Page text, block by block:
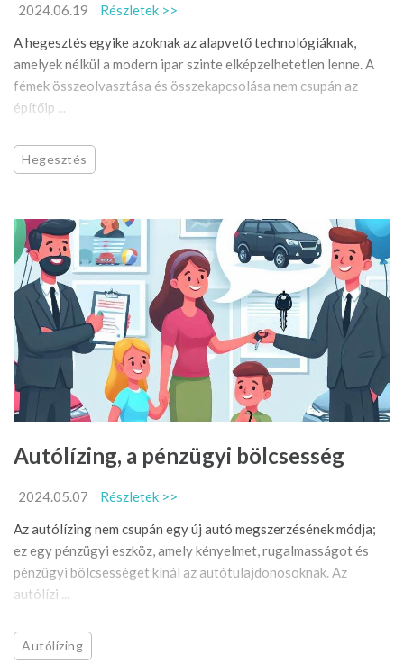
2024.06.19
Részletek >>
A hegesztés egyike azoknak az alapvető technológiáknak,
amelyek nélkül a modern ipar szinte elképzelhetetlen lenne. A
fémek összeolvasztása és összekapcsolása nem csupán az
építőip ...
Hegesztés
Autólízing, a pénzügyi bölcsesség
2024.05.07
Részletek >>
Az autólízing nem csupán egy új autó megszerzésének módja;
ez egy pénzügyi eszköz, amely kényelmet, rugalmasságot és
pénzügyi bölcsességet kínál az autótulajdonosoknak. Az
autólízi ...
Autólízing